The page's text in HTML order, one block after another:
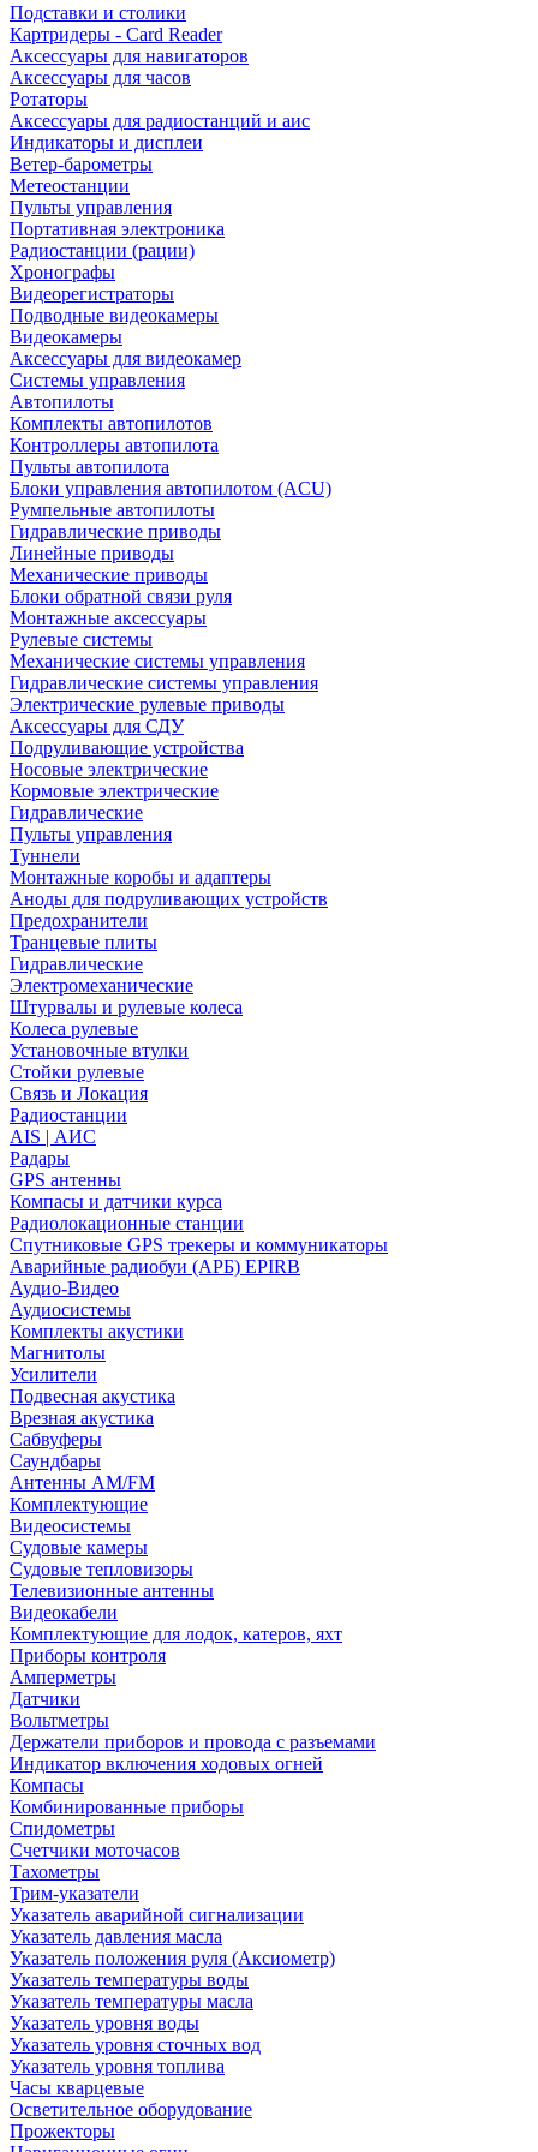
Подставки и столики
Картридеры - Card Reader
Аксессуары для навигаторов
Аксессуары для часов
Ротаторы
Аксессуары для радиостанций и аис
Индикаторы и дисплеи
Ветер-барометры
Метеостанции
Пульты управления
Портативная электроника
Радиостанции (рации)
Хронографы
Видеорегистраторы
Подводные видеокамеры
Видеокамеры
Аксессуары для видеокамер
Системы управления
Автопилоты
Комплекты автопилотов
Контроллеры автопилота
Пульты автопилота
Блоки управления автопилотом (ACU)
Румпельные автопилоты
Гидравлические приводы
Линейные приводы
Механические приводы
Блоки обратной связи руля
Монтажные аксессуары
Рулевые системы
Механические системы управления
Гидравлические системы управления
Электрические рулевые приводы
Аксессуары для СДУ
Подруливающие устройства
Носовые электрические
Кормовые электрические
Гидравлические
Пульты управления
Туннели
Монтажные коробы и адаптеры
Аноды для подруливающих устройств
Предохранители
Транцевые плиты
Гидравлические
Электромеханические
Штурвалы и рулевые колеса
Колеса рулевые
Установочные втулки
Стойки рулевые
Связь и Локация
Радиостанции
AIS | АИС
Радары
GPS антенны
Компасы и датчики курса
Радиолокационные станции
Спутниковые GPS трекеры и коммуникаторы
Аварийные радиобуи (АРБ) EPIRB
Аудио-Видео
Аудиосистемы
Комплекты акустики
Магнитолы
Усилители
Подвесная акустика
Врезная акустика
Сабвуферы
Саундбары
Антенны AM/FM
Комплектующие
Видеосистемы
Судовые камеры
Cудовые тепловизоры
Телевизионные антенны
Видеокабели
Комплектующие для лодок, катеров, яхт
Приборы контроля
Амперметры
Датчики
Вольтметры
Держатели приборов и провода с разъемами
Индикатор включения ходовых огней
Компасы
Комбинированные приборы
Спидометры
Счетчики моточасов
Тахометры
Трим-указатели
Указатель аварийной сигнализации
Указатель давления масла
Указатель положения руля (Аксиометр)
Указатель температуры воды
Указатель температуры масла
Указатель уровня воды
Указатель уровня сточных вод
Указатель уровня топлива
Часы кварцевые
Осветительное оборудование
Прожекторы